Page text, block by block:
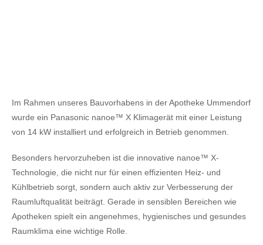
Im Rahmen unseres Bauvorhabens in der Apotheke Ummendorf
wurde ein Panasonic nanoe™ X Klimagerät mit einer Leistung
von 14 kW installiert und erfolgreich in Betrieb genommen.
Besonders hervorzuheben ist die innovative nanoe™ X-
Technologie, die nicht nur für einen effizienten Heiz- und
Kühlbetrieb sorgt, sondern auch aktiv zur Verbesserung der
Raumluftqualität beiträgt. Gerade in sensiblen Bereichen wie
Apotheken spielt ein angenehmes, hygienisches und gesundes
Raumklima eine wichtige Rolle.